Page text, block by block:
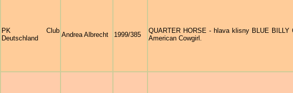
PK Club
Deutschland
Andrea Albrecht 1999/385
QUARTER HORSE - hlava klisny BLUE
American Cowgirl.